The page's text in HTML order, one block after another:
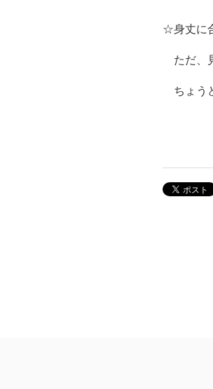
☆身丈に
ただ、
ちょう